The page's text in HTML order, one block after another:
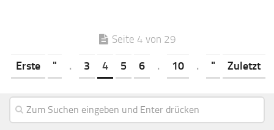
Seite 4 von 29
Erste " . 3 4 5 6 . 10 . " Zuletzt